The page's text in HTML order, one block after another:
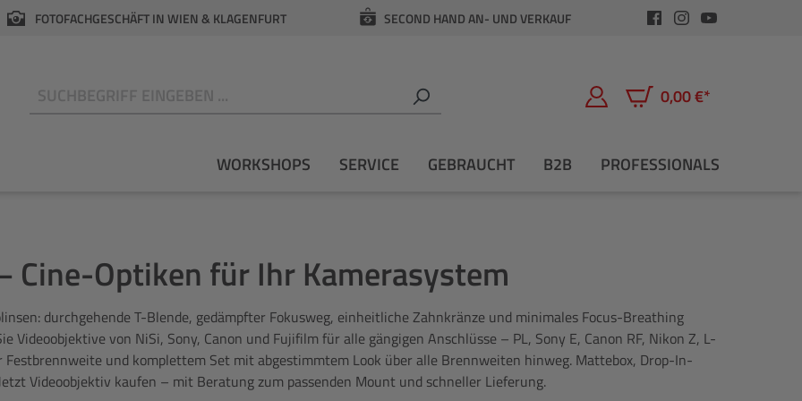
FOTOFACHGESCHÄFT IN WIEN & KLAGENFURT SECOND HAND AN- UND VERKAUF
0,00 €*
Warenkorb enthält 0
WORKSHOPS SERVICE GEBRAUCHT B2B PROFESSIONALS
Cine-Optiken für Ihr Kamerasystem
durchgehende T-Blende, gedämpfter Fokusweg, einheitliche Zahnkränze und minimales Focus-Breathing
Videoobjektive von NiSi, Sony, Canon und Fujifilm für alle gängigen Anschlüsse – PL, Sony E, Canon RF, Nikon Z, L-
und komplettem Set mit abgestimmtem Look über alle Brennweiten hinweg. Mattebox, Drop-In-
Videoobjektiv kaufen – mit Beratung zum passenden Mount und schneller Lieferung.